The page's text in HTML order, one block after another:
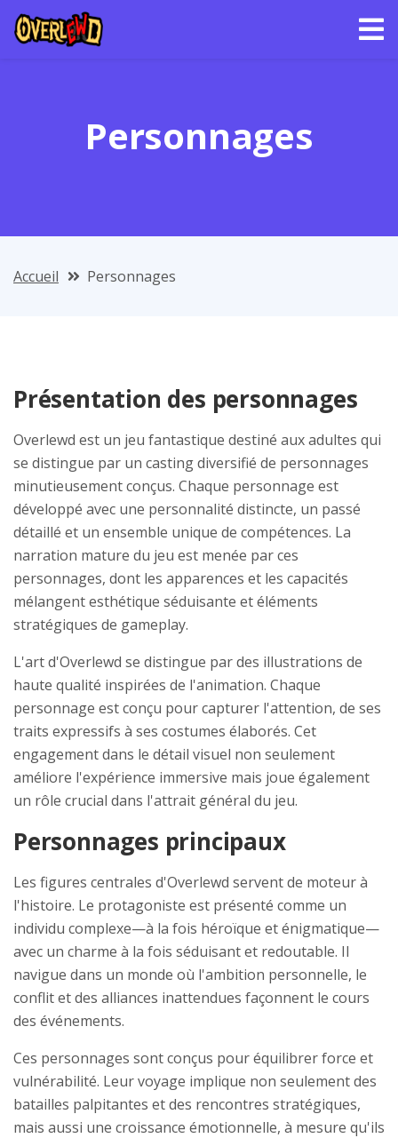
Personnages
Accueil Personnages
Présentation des personnages
Overlewd est un jeu fantastique destiné aux adultes qui
se distingue par un casting diversifié de personnages
minutieusement conçus. Chaque personnage est
développé avec une personnalité distincte, un passé
détaillé et un ensemble unique de compétences. La
narration mature du jeu est menée par ces
personnages, dont les apparences et les capacités
mélangent esthétique séduisante et éléments
stratégiques de gameplay.
L'art d'Overlewd se distingue par des illustrations de
haute qualité inspirées de l'animation. Chaque
personnage est conçu pour capturer l'attention, de ses
traits expressifs à ses costumes élaborés. Cet
engagement dans le détail visuel non seulement
améliore l'expérience immersive mais joue également
un rôle crucial dans l'attrait général du jeu.
Personnages principaux
Les figures centrales d'Overlewd servent de moteur à
l'histoire. Le protagoniste est présenté comme un
individu complexe—à la fois héroïque et énigmatique—
avec un charme à la fois séduisant et redoutable. Il
navigue dans un monde où l'ambition personnelle, le
conflit et des alliances inattendues façonnent le cours
des événements.
Ces personnages sont conçus pour équilibrer force et
vulnérabilité. Leur voyage implique non seulement des
batailles palpitantes et des rencontres stratégiques,
mais aussi une croissance émotionnelle, à mesure qu'ils